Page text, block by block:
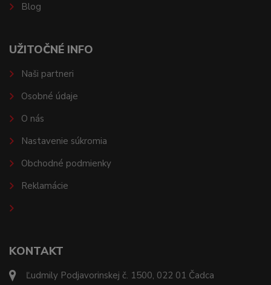
KONTAKT
Ľudmily Podjavorinskej č. 1500, 022 01 Čadca
Blog
UŽITOČNÉ INFO
Naši partneri
Osobné údaje
O nás
Nastavenie súkromia
Obchodné podmienky
Reklamácie